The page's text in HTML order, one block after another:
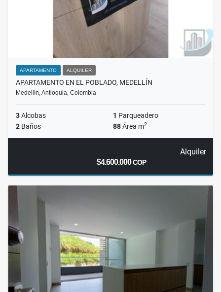
APARTAMENTO ALQUILER
APARTAMENTO EN EL POBLADO, MEDELLÍN
Medellín, Antioquia, Colombia
3Alcobas 1 Parqueadero
2 Baños 88Área m2
Alquiler
$4.600.000COP